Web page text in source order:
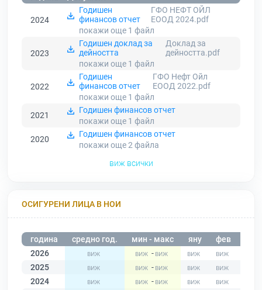
2024
Годишен
финансов отчет
ГФО НЕФТ ОЙЛ
ЕООД 2024.pdf
покажи още 1 файл
2023
Годишен доклад за
дейността
Доклад за
дейността.pdf
покажи още 1 файл
2022
Годишен
финансов отчет
ГФО Нефт Ойл
ЕООД 2022.pdf
покажи още 1 файл
2021
Годишен финансов отчет
покажи още 1 файл
2020
Годишен финансов отчет
покажи още 2файла
виж всички
ОСИГУРЕНИ ЛИЦА В НОИ
година средно год. мин - макс яну фев
2026
-
2025
-
2024
-